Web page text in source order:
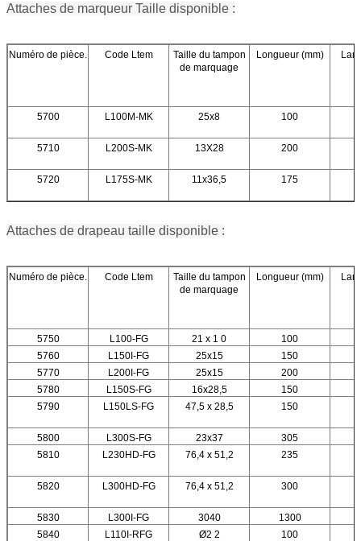
Attaches de marqueur Taille disponible :
Numéro de pièce. Code Ltem
Taille du tampon
de marquage
Longueur (mm)
5700 L100M-MK 25x8 100
5710 L200S-MK 13X28 200
5720 L175S-MK 11x36,5 175
Attaches de drapeau taille disponible :
Numéro de pièce. Code Ltem
Taille du tampon
de marquage
Longueur (mm)
5750 L100-FG 21 x 1 0
100
5760
L150I-FG 25x15
150
5770
L200I-FG 25x15
200
5780
L150S-FG 16x28,5
150
5790
L150LS-FG 47,5 x 28,5 150
5800 L300S-FG 23x37
305
5810
L230HD-FG 76,4 x 51,2 235
5820 L300HD-FG 76,4 x 51,2 300
5830 L300I-FG 3040
1300
5840
L110I-RFG Ø2 2 100